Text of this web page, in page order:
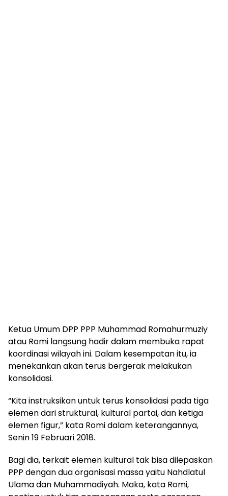
Ketua Umum DPP PPP Muhammad Romahurmuziy
atau Romi langsung hadir dalam membuka rapat
koordinasi wilayah ini. Dalam kesempatan itu, ia
menekankan akan terus bergerak melakukan
konsolidasi.
“Kita instruksikan untuk terus konsolidasi pada tiga
elemen dari struktural, kultural partai, dan ketiga
elemen figur,” kata Romi dalam keterangannya,
Senin 19 Februari 2018.
Bagi dia, terkait elemen kultural tak bisa dilepaskan
PPP dengan dua organisasi massa yaitu Nahdlatul
Ulama dan Muhammadiyah. Maka, kata Romi,